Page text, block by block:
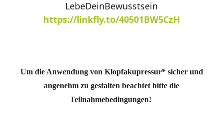
LebeDeinBewusstsein
https://linkfly.to/40501BW5CzH
Um die Anwendung von Klopfakupressur* sicher und
angenehm zu gestalten beachtet bitte die
Teilnahmebedingungen!